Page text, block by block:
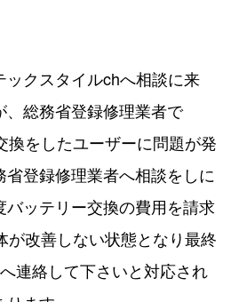
ックスタイルchへ相談に来
総務省登録修理業者で
換をしたユーザーに問題が発
登録修理業者へ相談をしに
ッテリー交換の費用を請求
が改善しない状態となり最終
連絡して下さいと対応され